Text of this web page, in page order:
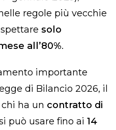
regole più vecchie
solo
all’80%.
importante
di Bilancio 2026, il
ha un contratto di
può usare fino ai 14